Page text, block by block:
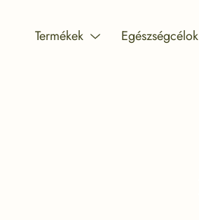
Termékek Menu
Egészségcélok